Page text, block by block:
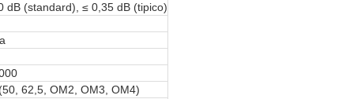
dB (standard), ≤ 0,35 dB (tipico)
62,5, OM2, OM3, OM4)